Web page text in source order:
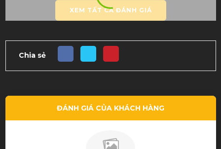
XEM TẤT CẢ ĐÁNH GIÁ
Chia sẻ
ĐÁNH GIÁ CỦA KHÁCH HÀNG